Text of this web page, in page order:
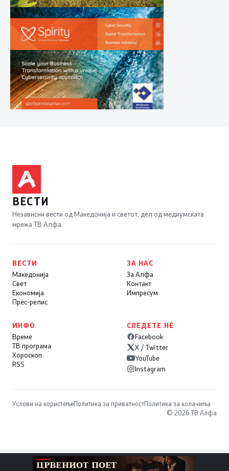
ВЕСТИ
Независни вести од Македонија и светот, дел од медиумската
мрежа ТВ Алфа.
ВЕСТИ
Македонија
Свет
Економија
Прес-релис
ЗА НАС
За Алфа
Контакт
Импресум
ИНФО
Време
ТВ програма
Хороскоп
RSS
СЛЕДЕТЕ НÉ
Facebook
X / Twitter
YouTube
Instagram
Услови на користењеПолитика за приватностПолитика за колачиња
© 2026 ТВ Алфа